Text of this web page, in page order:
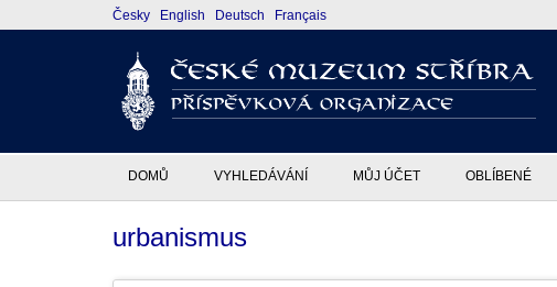
Česky English Deutsch Français
DOMŮ VYHLEDÁVÁNÍ MŮJ ÚČET OBLÍBENÉ
urbanismus